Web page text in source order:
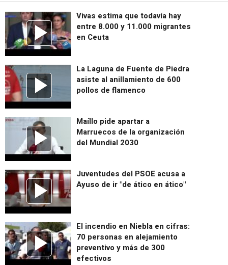
Vivas estima que todavía hay
entre 8.000 y 11.000 migrantes
en Ceuta
La Laguna de Fuente de Piedra
asiste al anillamiento de 600
pollos de flamenco
Maíllo pide apartar a
Marruecos de la organización
del Mundial 2030
Juventudes del PSOE acusa a
Ayuso de ir "de ático en ático"
El incendio en Niebla en cifras:
70 personas en alejamiento
preventivo y más de 300
efectivos